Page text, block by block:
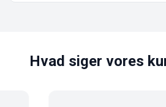
Hvad siger vores